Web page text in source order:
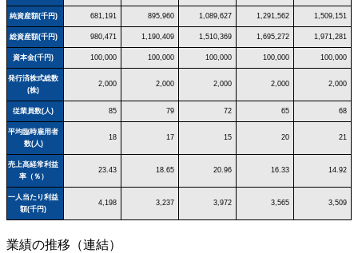
純資産額(千円) 681,191 895,960 1,089,627 1,291,562 1,509,151
総資産額(千円) 980,471 1,190,409 1,510,369 1,695,272 1,971,281
資本金(千円) 100,000 100,000 100,000 100,000 100,000
発行済株式総数
(株)
2,000 2,000 2,000 2,000 2,000
従業員数(人) 85 79 72 65 68
平均臨時雇用者
数(人)
18 17 15 20 21
売上高経常利益
率（％）
23.43 18.65 20.96 16.33 14.92
一人当たり利益
額(千円)
4,198 3,237 3,972 3,565 3,509
業績の推移（連結）